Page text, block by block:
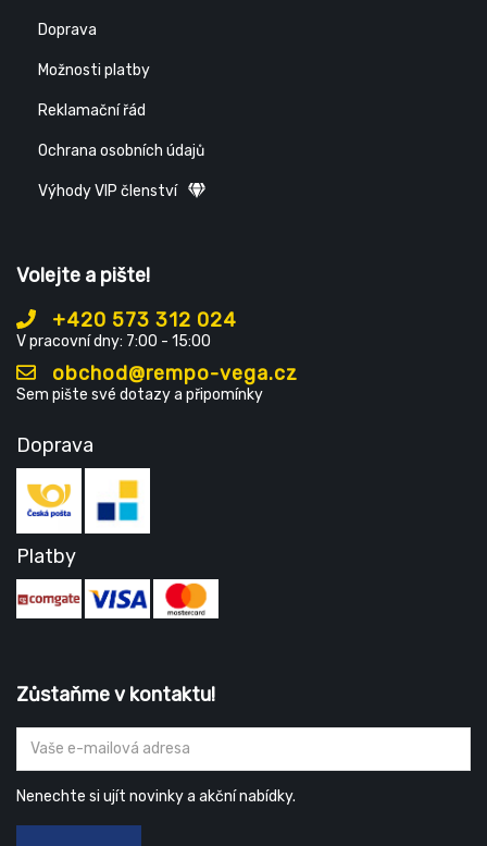
Doprava
Možnosti platby
Reklamační řád
Ochrana osobních údajů
Výhody VIP členství
Volejte a pište!
+420 573 312 024
V pracovní dny: 7:00 - 15:00
obchod@rempo-vega.cz
Sem pište své dotazy a připomínky
Doprava
Platby
Zůstaňme v kontaktu!
Nenechte si ujít novinky a akční nabídky.